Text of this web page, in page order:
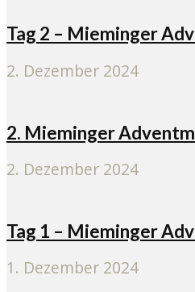
Tag 2 – Mieminger
2. Dezember 2024
2. Mieminger
2. Dezember 2024
Tag 1 – Mieminger
1. Dezember 2024